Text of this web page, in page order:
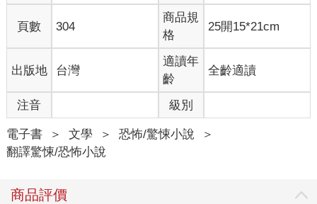
「看在老天份上，｣我驚呼，「告訴我你的方法吧（如果真有方法
的話），你靠什麼揣摩出我心思哪。｣事實上，連我自己都不太願
「就是那個水果販啊，｣我朋友答道，「是他讓你認定，那個修鞋
匠的個子不配演諸如薛西斯王這類的角色。｣
「水果販？你讓我大感意外，我不認識水果販啊！｣
「就是我們走進這條街時，撞到你的那個人，應該是十五分鐘之
前的事了。｣
這下我記起來了。的確，我們穿過C街，走進現在這條街時，有
個頭上頂著一大籃蘋果的水果販，差點不小心撞倒我。不過，我
許聽完解釋你就會清楚了。我們先回溯一下，從我開口跟你說
頁數 304
商品規
格
25開15*21cm
出版地 台灣
適讀年
齡
全齡適讀
注音 級別
電子書 ＞ 文學 ＞ 恐怖/驚悚小說
＞
翻譯驚悚/恐怖小說
商品評價